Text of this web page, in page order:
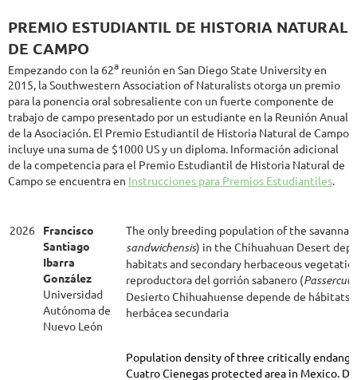
PREMIO ESTUDIANTIL DE HISTORIA NATURAL
DE CAMPO
Empezando con la 62a reunión en San Diego State University en
2015, la Southwestern Association of Naturalists otorga un premio
para la ponencia oral sobresaliente con un fuerte componente de
trabajo de campo presentado por un estudiante en la Reunión Anual
de la Asociación. El Premio Estudiantil de Historia Natural de Campo
incluye una suma de $1000 US y un diploma. Información adicional
de la competencia para el Premio Estudiantil de Historia Natural de
Campo se encuentra en Instrucciones para Premios Estudiantiles.
2026
Francisco
Santiago
Ibarra
González
Universidad
Autónoma de
Nuevo León
The only breeding population of the
sandwichensis) in the Chihuahuan Desert
habitats and secondary herbaceous
reproductora del gorrión sabanero (
Desierto Chihuahuense depende de hábitats
herbácea secundaria
Population density of three critically
Cuatro Cienegas protected area in Mexico.